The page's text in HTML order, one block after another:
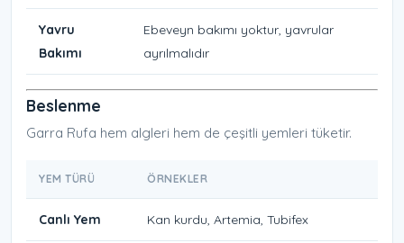
Yavru
Bakımı
Ebeveyn bakımı yoktur, yavrular
ayrılmalıdır
Beslenme
Garra Rufa hem algleri hem de çeşitli yemleri tüketir.
YEM TÜRÜ ÖRNEKLER
Canlı Yem Kan kurdu, Artemia, Tubifex